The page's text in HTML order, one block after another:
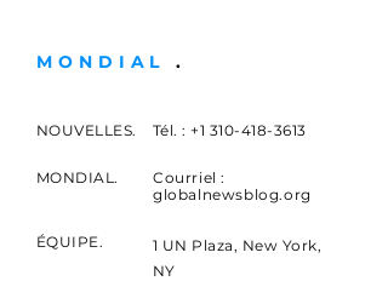
MONDIAL .
NOUVELLES. Tél. : +1 310-418-3613
MONDIAL.
Courriel :
globalnewsblog.org
ÉQUIPE.
1 UN Plaza, New York,
NY